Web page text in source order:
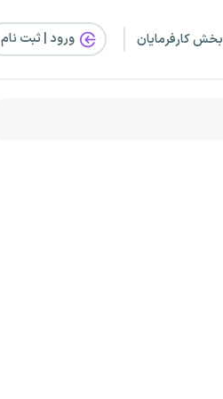
بخش کارفرمایان ورود | ثبت‌ نام